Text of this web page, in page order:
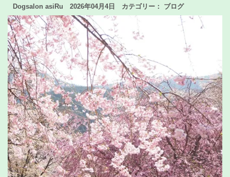
Dogsalon asiRu 2026年04月4日 カテゴリー： ブログ